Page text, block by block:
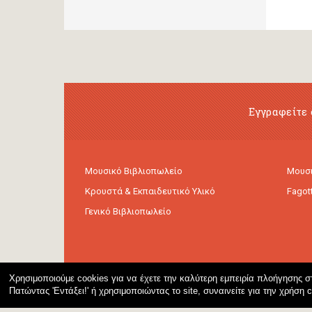
Χρησιμοποιούμε cookies για να έχετε την καλύτερη εμπειρία πλοήγησης
Πατώντας 'Εντάξει!' ή χρησιμοποιώντας το site, συναινείτε για την
Μουσικό Βιβλιοπωλείο
Κρουστά & Εκπαιδευτικό Υλικό
Γενικό Βιβλιοπωλείο